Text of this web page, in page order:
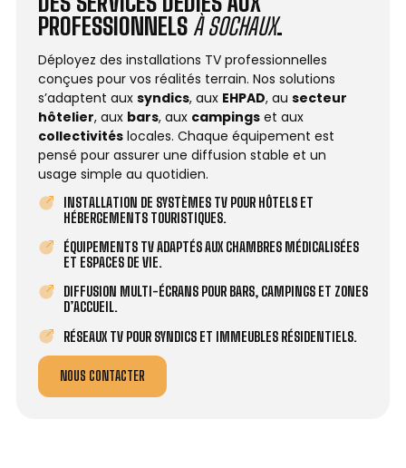
PROFESSIONNELS À SOCHAUX.
Déployez des installations TV professionnelles
conçues pour vos réalités terrain. Nos solutions
s’adaptent aux syndics, aux EHPAD, au secteur
hôtelier, aux bars, aux campings et aux
collectivités locales. Chaque équipement est
pensé pour assurer une diffusion stable et un
usage simple au quotidien.
INSTALLATION DE SYSTÈMES TV POUR HÔTELS ET
HÉBERGEMENTS TOURISTIQUES.
ÉQUIPEMENTS TV ADAPTÉS AUX CHAMBRES MÉDICALISÉES
ET ESPACES DE VIE.
DIFFUSION MULTI-ÉCRANS POUR BARS, CAMPINGS ET ZONES
D’ACCUEIL.
RÉSEAUX TV POUR SYNDICS ET IMMEUBLES RÉSIDENTIELS.
NOUS CONTACTER